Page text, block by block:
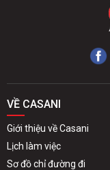
VỀ CASANI
Giới thiệu về Casani
Lịch làm việc
Sơ đồ chỉ đường đi